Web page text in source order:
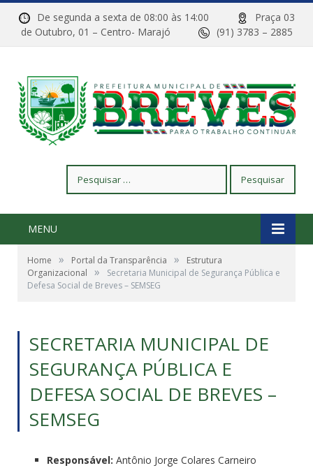
De segunda a sexta de 08:00 às 14:00
Praça 03
de Outubro, 01 – Centro- Marajó
(91) 3783 – 2885
por:
MENU
Home » Portal da Transparência »
Estrutura
Organizacional
»
Secretaria Municipal de Segurança Pública e
Defesa Social de Breves – SEMSEG
SECRETARIA MUNICIPAL DE
SEGURANÇA PÚBLICA E
DEFESA SOCIAL DE BREVES –
SEMSEG
Responsável: Antônio Jorge Colares Carneiro